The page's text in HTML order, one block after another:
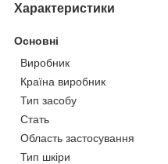
Характеристики
Основні
Виробник
Країна виробник
Тип засобу
Стать
Область застосування
Тип шкіри